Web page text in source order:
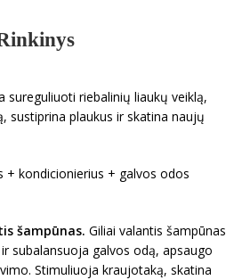
sureguliuoti riebalinių liaukų veiklą,
sustiprina plaukus ir skatina naujų
+ kondicionierius + galvos odos
šampūnas. Giliai valantis šampūnas
subalansuoja galvos odą, apsaugo
Stimuliuoja kraujotaką, skatina